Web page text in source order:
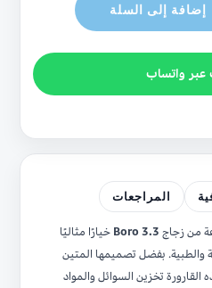
إضافة إلى السلة
عبر واتساب
المراجعات
من زجاج Boro 3.3 خيارًا مثاليًا
والطبية. بفضل تصميمها المتين
القارورة تخزين السوائل والمواد